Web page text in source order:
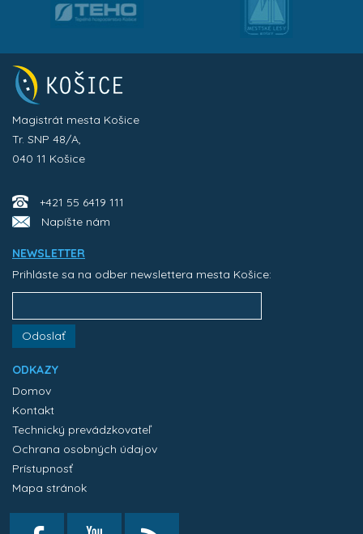
Magistrát mesta Košice
Tr. SNP 48/A,
040 11 Košice
+421 55 6419 111
Napíšte nám
NEWSLETTER
Prihláste sa na odber newslettera mesta Košice:
Odoslať
ODKAZY
Domov
Kontakt
Technický prevádzkovateľ
Ochrana osobných údajov
Prístupnosť
Mapa stránok